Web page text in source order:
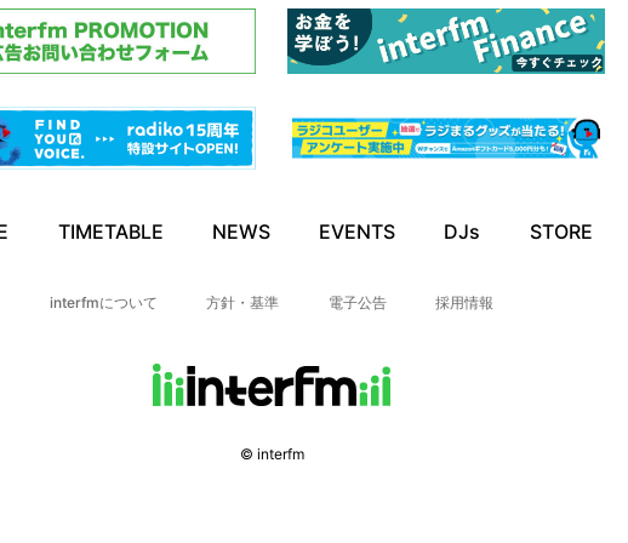
TIMETABLE NEWS EVENTS DJs STORE
interfmについて 方針・基準 電子公告 採用情報
© interfm